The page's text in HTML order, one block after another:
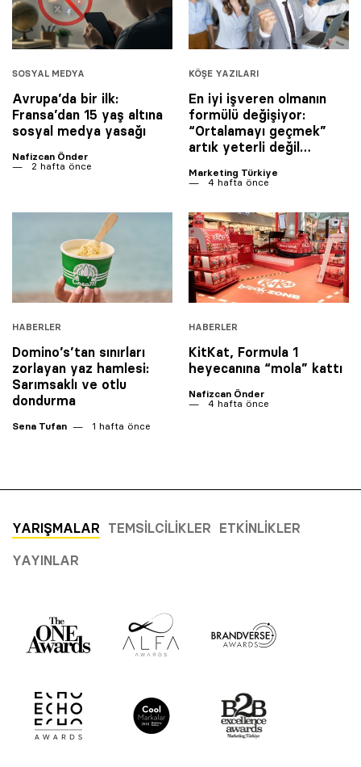
SOSYAL MEDYA
Avrupa’da bir ilk:
Fransa’dan 15 yaş altına
sosyal medya yasağı
Nafizcan Önder
2 hafta önce
KÖŞE YAZILARI
En iyi işveren olmanın
formülü değişiyor:
“Ortalamayı geçmek”
artık yeterli değil…
Marketing Türkiye
4 hafta önce
HABERLER
Domino’s’tan sınırları
zorlayan yaz hamlesi:
Sarımsaklı ve otlu
dondurma
Sena Tufan 1 hafta önce
HABERLER
KitKat, Formula 1
heyecanına “mola” kattı
Nafizcan Önder
4 hafta önce
YARIŞMALAR TEMSILCILIKLER ETKINLIKLER
YAYINLAR